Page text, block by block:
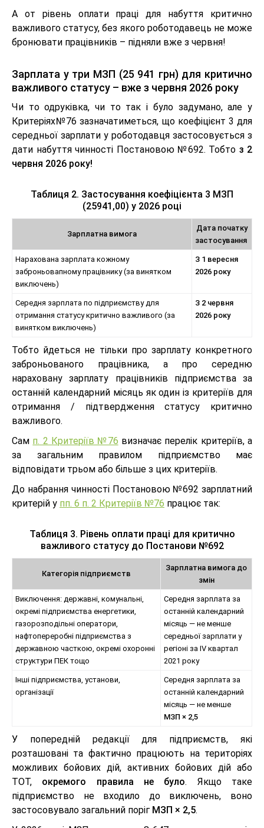
А от рівень оплати праці для набуття критично
важливого статусу, без якого роботодавець не може
бронювати працівників – підняли вже з червня!
Зарплата у три МЗП (25 941 грн) для критично
важливого статусу – вже з червня 2026 року
Чи то одруківка, чи то так і було задумано, але у
Критеріях№76 зазначатиметься, що коефіцієнт 3 для
середньої зарплати у роботодавця застосовується з
дати набуття чинності Постановою №692. Тобто з 2
червня 2026 року!
Таблиця 2. Застосування коефіцієнта 3 МЗП
(25941,00) у 2026 році
Зарплатна вимога
Дата початку
застосування
Нарахована зарплата кожному
заброньовапному працівнику (за винятком
виключень)
З 1 вересня
2026 року
Середня зарплата по підприємству для
отримання статусу критично важливого (за
винятком виключень)
З 2 червня
2026 року
Тобто йдеться не тільки про зарплату конкретного
заброньованого працівника, а про середню
нараховану зарплату працівників підприємства за
останній календарний місяць як один із критеріїв для
отримання / підтвердження статусу критично
важливого.
Сам п. 2 Критеріїв №76 визначає перелік критеріїв, а
за загальним правилом підприємство має
відповідати трьом або більше з цих критеріїв.
До набрання чинності Постановою №692 зарплатний
критерій у пп. 6 п. 2 Критеріїв №76 працює так:
Таблиця 3. Рівень оплати праці для критично
важливого статусу до Постанови №692
Категорія підприємств
Зарплатна вимога до
змін
Виключення: державні, комунальні,
окремі підприємства енергетики,
газорозподільні оператори,
нафтопереробні підприємства з
державною часткою, окремі охоронні
структури ПЕК тощо
Середня зарплата за
останній календарний
місяць — не менше
середньої зарплати у
регіоні за IV квартал
2021 року
Інші підприємства, установи,
організації
Середня зарплата за
останній календарний
місяць — не менше
МЗП × 2,5
У попередній редакції для підприємств, які
розташовані та фактично працюють на територіях
можливих бойових дій, активних бойових дій або
ТОТ, окремого правила не було. Якщо таке
підприємство не входило до виключень, воно
застосовувало загальний поріг МЗП × 2,5.